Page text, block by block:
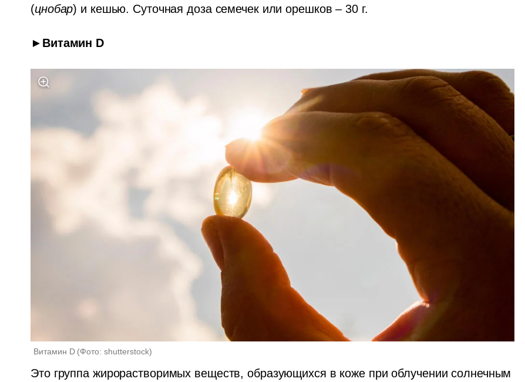
(цнобар) и кешью. Суточная доза семечек или орешков – 30 г.
►Витамин D
Витамин D (Фото: shutterstock)
Это группа жирорастворимых веществ, образующихся в коже при облучении солнечным